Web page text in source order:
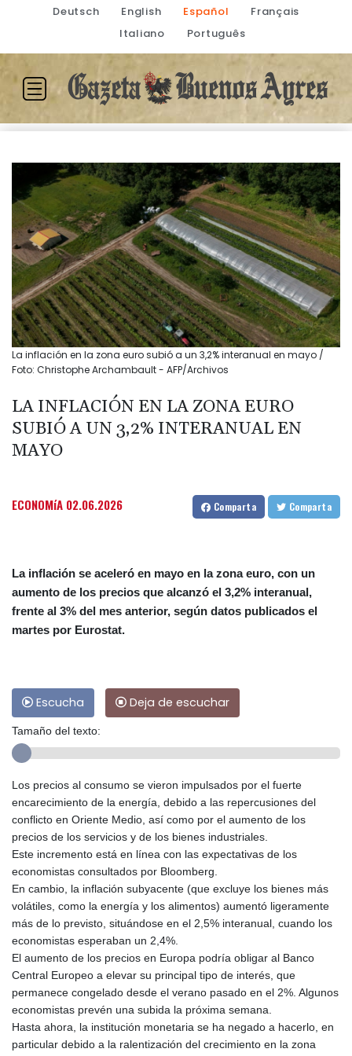
Deutsch English Español
Français
Italiano
Português
La inflación en la zona euro subió a un 3,2% interanual en mayo /
Foto: Christophe Archambault - AFP/Archivos
LA INFLACIÓN EN LA ZONA EURO
SUBIÓ A UN 3,2% INTERANUAL EN
MAYO
ECONOMíA 02.06.2026 Comparta Comparta
La inflación se aceleró en mayo en la zona euro, con un
aumento de los precios que alcanzó el 3,2% interanual,
frente al 3% del mes anterior, según datos publicados el
martes por Eurostat.
Escucha Deja de escuchar
Tamaño del texto:
Los precios al consumo se vieron impulsados por el fuerte
encarecimiento de la energía, debido a las repercusiones del
conflicto en Oriente Medio, así como por el aumento de los
precios de los servicios y de los bienes industriales.
Este incremento está en línea con las expectativas de los
economistas consultados por Bloomberg.
En cambio, la inflación subyacente (que excluye los bienes más
volátiles, como la energía y los alimentos) aumentó ligeramente
más de lo previsto, situándose en el 2,5% interanual, cuando los
economistas esperaban un 2,4%.
El aumento de los precios en Europa podría obligar al Banco
Central Europeo a elevar su principal tipo de interés, que
permanece congelado desde el verano pasado en el 2%. Algunos
economistas prevén una subida la próxima semana.
Hasta ahora, la institución monetaria se ha negado a hacerlo, en
particular debido a la ralentización del crecimiento en la zona